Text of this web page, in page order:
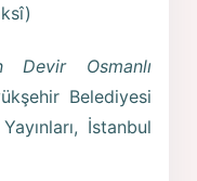
Devir Osmanlı
Belediyesi
İstanbul